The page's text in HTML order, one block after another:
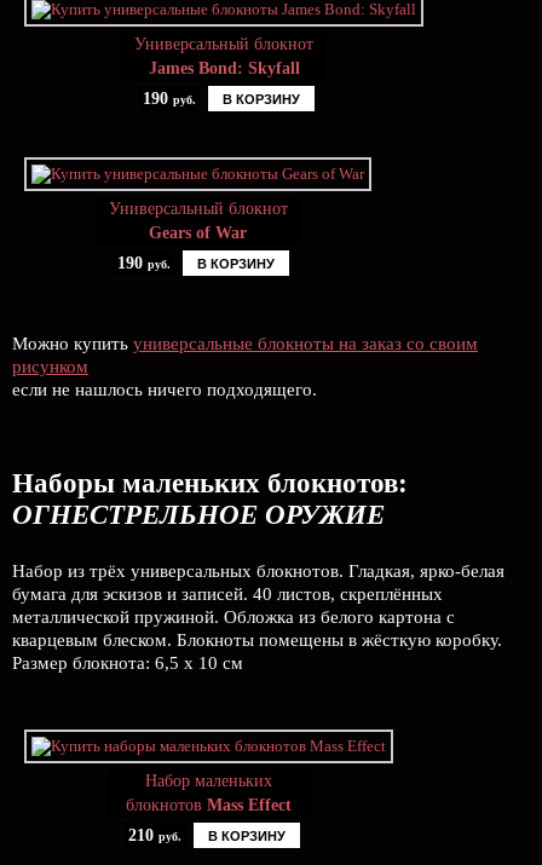
Универсальный блокнот
James Bond: Skyfall
190 руб. В КОРЗИНУ
Универсальный блокнот
Gears of War
190 руб. В КОРЗИНУ
Можно купить универсальные блокноты на заказ со своим
рисунком
если не нашлось ничего подходящего.
Наборы маленьких блокнотов:
ОГНЕСТРЕЛЬНОЕ ОРУЖИЕ
Набор из трёх универсальных блокнотов. Гладкая, ярко-белая
бумага для эскизов и записей. 40 листов, скреплённых
металлической пружиной. Обложка из белого картона с
кварцевым блеском. Блокноты помещены в жёсткую коробку.
Размер блокнота: 6,5 х 10 см
Набор маленьких
блокнотов Mass Effect
210 руб. В КОРЗИНУ